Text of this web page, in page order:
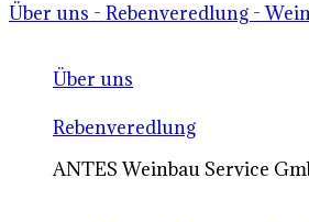
Über uns - Rebenveredlung -
Über uns
Rebenveredlung
ANTES Weinbau Service